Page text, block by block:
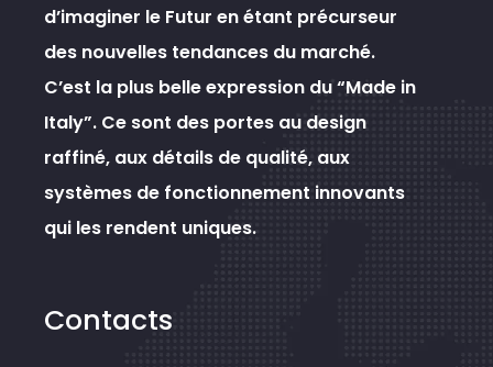
d’imaginer le Futur en étant précurseur
des nouvelles tendances du marché.
C’est la plus belle expression du “Made in
Italy”. Ce sont des portes au design
raffiné, aux détails de qualité, aux
systèmes de fonctionnement innovants
qui les rendent uniques.
Contacts